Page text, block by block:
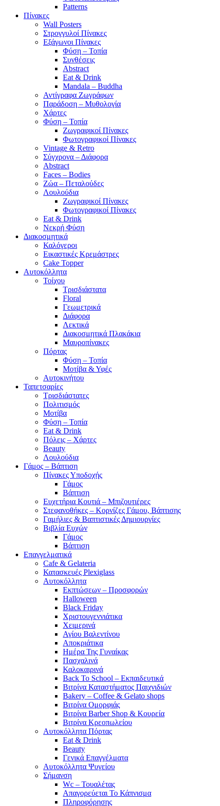
Patterns
Πίνακες
Wall Posters
Στρογγυλοί Πίνακες
Εξάγωνοι Πίνακες
Φύση – Τοπία
Συνθέσεις
Abstract
Eat & Drink
Mandala – Buddha
Αντίγραφα Ζωγράφων
Παράδοση – Μυθολογία
Χάρτες
Φύση – Τοπία
Ζωγραφικοί Πίνακες
Φωτογραφικοί Πίνακες
Vintage & Retro
Σύγχρονα – Διάφορα
Abstract
Faces – Bodies
Ζώα – Πεταλούδες
Λουλούδια
Ζωγραφικοί Πίνακες
Φωτογραφικοί Πίνακες
Eat & Drink
Νεκρή Φύση
Διακοσμητικά
Καλόγεροι
Εικαστικές Κρεμάστρες
Cake Topper
Αυτοκόλλητα
Τοίχου
Τρισδιάστατα
Floral
Γεωμετρικά
Διάφορα
Λεκτικά
Διακοσμητικά Πλακάκια
Μαυροπίνακες
Πόρτας
Φύση – Τοπία
Μοτίβα & Υφές
Αυτοκινήτου
Ταπετσαρίες
Τρισδιάστατες
Πολιτισμός
Μοτίβα
Φύση – Τοπία
Eat & Drink
Πόλεις – Χάρτες
Beauty
Λουλούδια
Γάμος – Βάπτιση
Πίνακες Υποδοχής
Γάμος
Βάπτιση
Ευχετήρια Κουτιά – Μπιζουτιέρες
Στεφανοθήκες – Κορνίζες Γάμου, Βάπτισης
Γαμήλιες & Βαπτιστικές Δημιουργίες
Βιβλία Ευχών
Γάμος
Βάπτιση
Επαγγελματικά
Cafe & Gelateria
Κατασκευές Plexiglass
Αυτοκόλλητα
Εκπτώσεων – Προσφορών
Halloween
Black Friday
Χριστουγεννιάτικα
Χειμερινά
Αγίου Βαλεντίνου
Αποκριάτικα
Ημέρα Της Γυναίκας
Πασχαλινά
Καλοκαιρινά
Back To School – Εκπαιδευτικά
Βιτρίνα Καταστήματος Παιχνιδιών
Bakery – Coffee & Gelato shops
Βιτρίνα Ομορφιάς
Βιτρίνα Barber Shop & Κουρεία
Βιτρίνα Κρεοπωλείου
Αυτοκόλλητα Πόρτας
Eat & Drink
Beauty
Γενικά Επαγγέλματα
Αυτοκόλλητα Ψυγείου
Σήμανση
Wc – Τουαλέτας
Απαγορεύεται Το Κάπνισμα
Πληροφόρησης